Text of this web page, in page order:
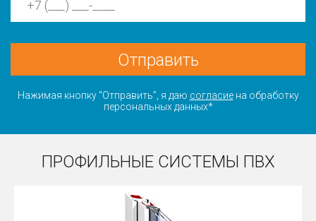
Отправить
Нажимая кнопку “Отправить”, я даю согласиена обработку
персональных данных*
ПРОФИЛЬНЫЕ СИСТЕМЫ ПВХ